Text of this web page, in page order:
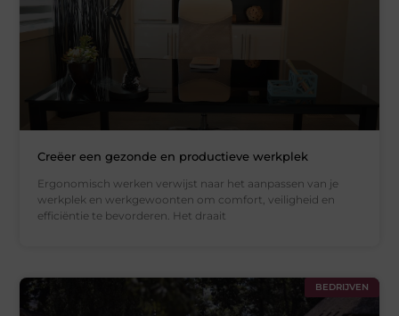
Creëer een gezonde en productieve werkplek
Ergonomisch werken verwijst naar het aanpassen van je
werkplek en werkgewoonten om comfort, veiligheid en
efficiëntie te bevorderen. Het draait
BEDRIJVEN